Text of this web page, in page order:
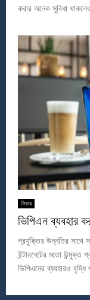
করার অনেক সুবিধা
ফিচার
ভিপিএন ব্যবহার
প্রযুক্তির উন্নতির সাথে
ইন্টারনেটের মতো উন্মুক্ত
ভিপিএনের ব্যবহারও